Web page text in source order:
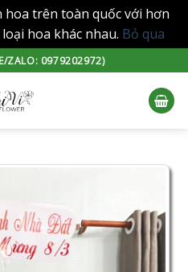
trên toàn quốc với hơn
hoa khác nhau. Bỏ qua
ZALO: 0979202972)